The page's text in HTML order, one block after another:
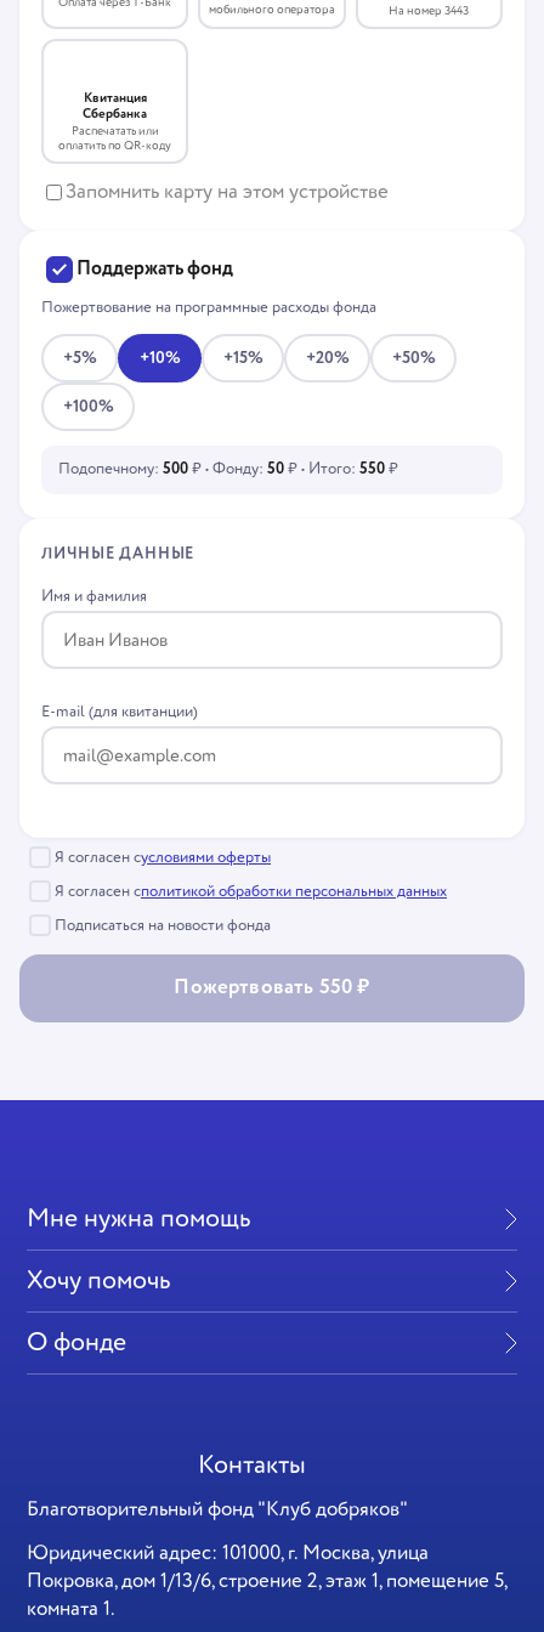
Оплата через Т-Банк
мобильного оператора
На номер 3443
Квитанция
Сбербанка
Распечатать или
оплатить по QR-коду
Запомнить карту на этом устройстве
Поддержать фонд
Пожертвование на программные расходы фонда
+5% +10% +15% +20% +50%
+100%
Подопечному: 500 ₽ • Фонду: 50 ₽ • Итого: 550 ₽
ЛИЧНЫЕ ДАННЫЕ
Имя и фамилия
E-mail (для квитанции)
Я согласен сусловиями оферты
Я согласен сполитикой обработки персональных данных
Подписаться на новости фонда
Пожертвовать 550 ₽
Мне нужна помощь
Хочу помочь
О фонде
Контакты
Благотворительный фонд "Клуб добряков"
Юридический адрес: 101000, г. Москва, улица
Покровка, дом 1/13/6, строение 2, этаж 1, помещение 5,
комната 1.